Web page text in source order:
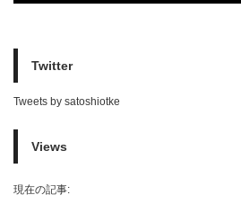
Twitter
Tweets by satoshiotke
Views
現在の記事: